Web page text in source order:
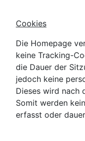
Cookies
Die Homepage
keine Tracking-
die Dauer der
jedoch keine
Dieses wird nach
Somit werden
erfasst oder